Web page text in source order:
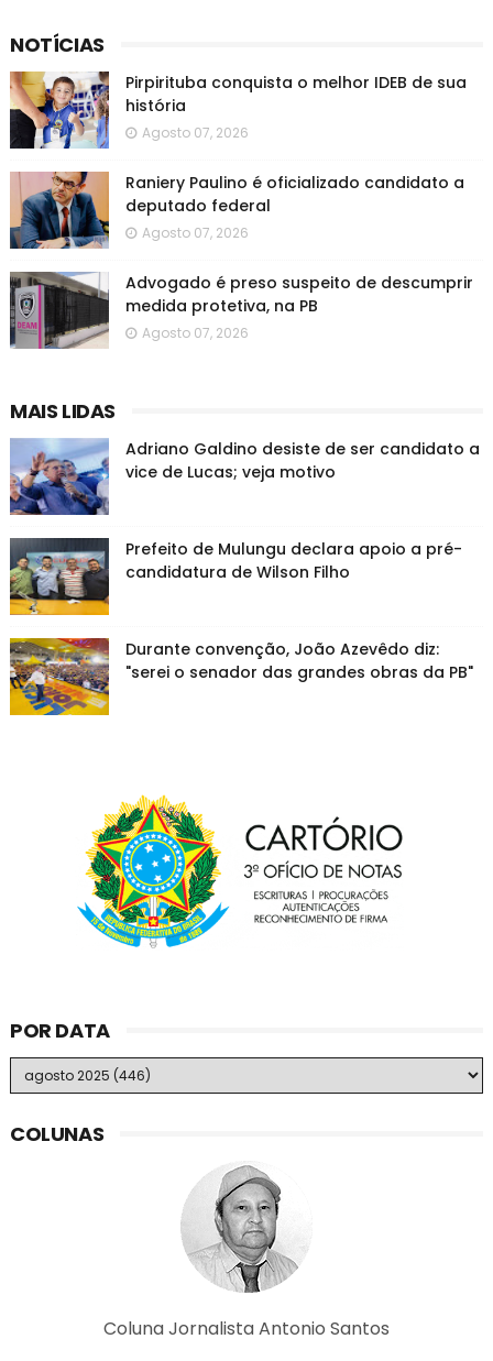
NOTÍCIAS
Pirpirituba conquista o melhor IDEB de sua
história
Agosto 07, 2026
Raniery Paulino é oficializado candidato a
deputado federal
Agosto 07, 2026
Advogado é preso suspeito de descumprir
medida protetiva, na PB
Agosto 07, 2026
MAIS LIDAS
Adriano Galdino desiste de ser candidato a
vice de Lucas; veja motivo
Prefeito de Mulungu declara apoio a pré-
candidatura de Wilson Filho
Durante convenção, João Azevêdo diz:
"serei o senador das grandes obras da PB"
POR DATA
COLUNAS
Coluna Jornalista Antonio Santos